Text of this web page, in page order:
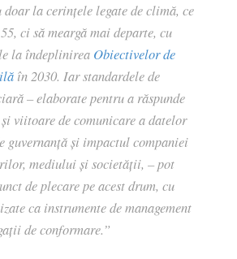
doar la cerințele legate de climă, ce
ci să meargă mai departe, cu
la îndeplinirea Obiectivelor de
în 2030. Iar standardele de
– elaborate pentru a răspunde
viitoare de comunicare a datelor
guvernanță și impactul companiei
mediului și societății, – pot
de plecare pe acest drum, cu
ca instrumente de management
de conformare.”